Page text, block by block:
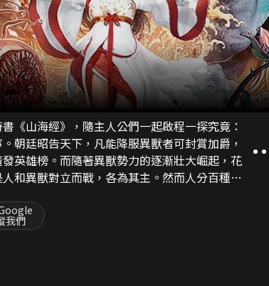
《山海經》，隨主人公們一起啟程一探究竟：
朝廷昭告天下，凡能降服異獸者可封賞加爵，
英雄榜。而隨著異獸勢力的逐漸壯大崛起，花
和異獸對立而戰，各為其主。然而人分百種，
題。面對獸王崛起，殘害百姓，民不聊生的局
怎樣感人且幽默詼諧的降獸故事？
我們